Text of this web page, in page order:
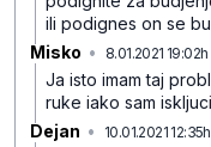
ili podignes on se
Misko • 8.01.2021 19:02h
Ja isto imam taj
ruke iako sam
Dejan • 10.01.2021 12:35h